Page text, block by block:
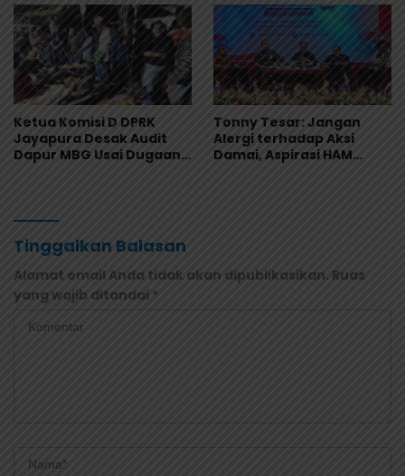
Masyarakat Adat
Ketua Komisi D DPRK
Jayapura Desak Audit
Dapur MBG Usai Dugaan
Tonny Tesar: Jangan
Alergi terhadap Aksi
Damai, Aspirasi HAM
Tinggalkan Balasan
Alamat email Anda tidak akan dipublikasikan. Ruas
yang wajib ditandai *